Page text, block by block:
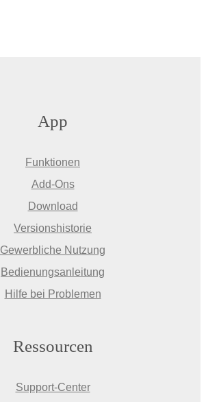
App
Funktionen
Add-Ons
Download
Versionshistorie
Gewerbliche Nutzung
Bedienungsanleitung
Hilfe bei Problemen
Ressourcen
Support-Center